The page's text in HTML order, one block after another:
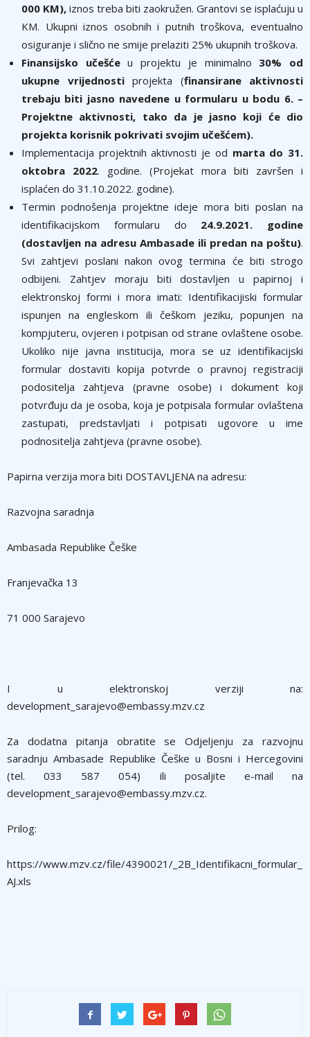
000 KM), iznos treba biti zaokružen. Grantovi se isplaćuju u
KM. Ukupni iznos osobnih i putnih troškova, eventualno
osiguranje i slično ne smije prelaziti 25% ukupnih troškova.
Finansijsko učešćeu projektu je minimalno 30% od
ukupne vrijednostiprojekta (finansirane aktivnosti
trebaju biti jasno navedene u formularu u bodu 6. –
Projektne aktivnosti, tako da je jasno koji će dio
projekta korisnik pokrivati svojim učešćem).
Implementacija projektnih aktivnosti je od marta do 31.
oktobra 2022. godine. (Projekat mora biti završen i
isplaćen do 31.10.2022. godine).
Termin podnošenja projektne ideje mora biti poslan na
identifikacijskom formularu do 24.9.2021. godine
(dostavljen na adresu Ambasade ili predan na poštu).
Svi zahtjevi poslani nakon ovog termina će biti strogo
odbijeni. Zahtjev moraju biti dostavljen u papirnoj i
elektronskoj formi i mora imati: Identifikacijiski formular
ispunjen na engleskom ili češkom jeziku, popunjen na
kompjuteru, ovjeren i potpisan od strane ovlaštene osobe.
Ukoliko nije javna institucija, mora se uz identifikacijski
formular dostaviti kopija potvrde o pravnoj registraciji
podositelja zahtjeva (pravne osobe) i dokument koji
potvrđuju da je osoba, koja je potpisala formular ovlaštena
zastupati, predstavljati i potpisati ugovore u ime
podnositelja zahtjeva (pravne osobe).
Papirna verzija mora biti DOSTAVLJENA na adresu:
Razvojna saradnja
Ambasada Republike Češke
Franjevačka 13
71 000 Sarajevo
I u elektronskoj verziji na:
development_sarajevo@embassy.mzv.cz
Za dodatna pitanja obratite se Odjeljenju za razvojnu
saradnju Ambasade Republike Češke u Bosni i Hercegovini
(tel. 033 587 054) ili posaljite e-mail na
development_sarajevo@embassy.mzv.cz.
Prilog:
https://www.mzv.cz/file/4390021/_2B_Identifikacni_formular_
AJ.xls